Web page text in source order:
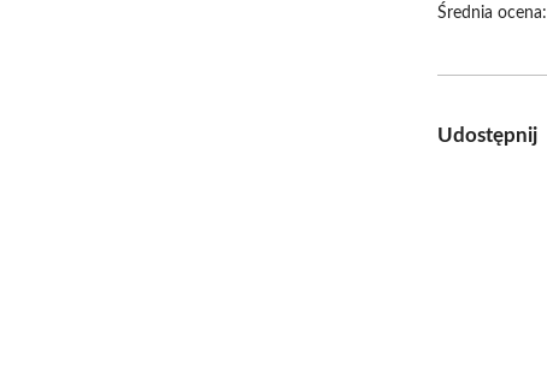
Średnia ocena:
Udostępnij